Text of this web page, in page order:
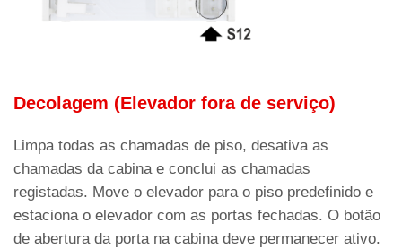
Decolagem (Elevador fora de serviço)
Limpa todas as chamadas de piso, desativa as
chamadas da cabina e conclui as chamadas
registadas. Move o elevador para o piso predefinido e
estaciona o elevador com as portas fechadas. O botão
de abertura da porta na cabina deve permanecer ativo.